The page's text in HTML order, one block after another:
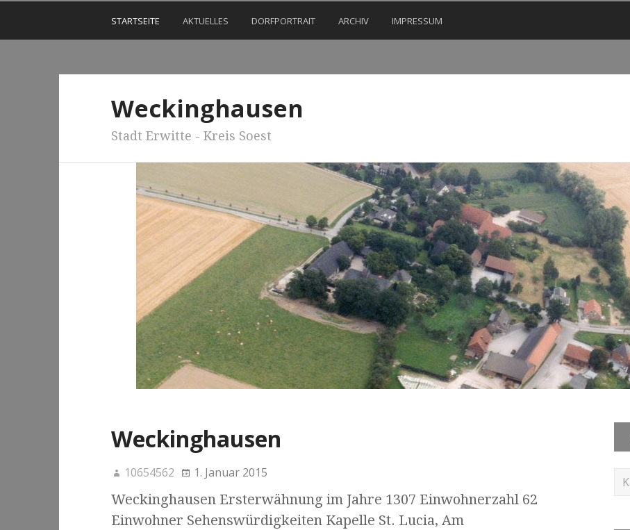
STARTSEITE AKTUELLES DORFPORTRAIT ARCHIV IMPRESSUM
Weckinghausen
Stadt Erwitte - Kreis Soest
Weckinghausen
10654562 1. Januar 2015
Weckinghausen Ersterwähnung im Jahre 1307 Einwohnerzahl 62
Einwohner Sehenswürdigkeiten Kapelle St. Lucia, Am